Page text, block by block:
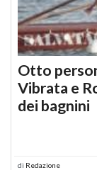
Otto
Vibrata e
dei bagnini
di Redazione